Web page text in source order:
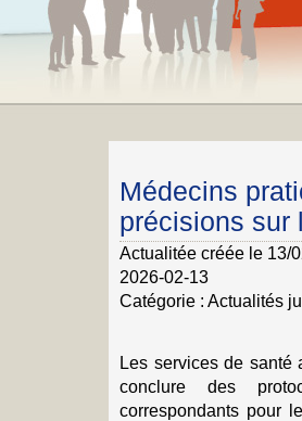
Médecins
précisions sur
Actualitée créée le 13/
2026-02-13
Catégorie : Actualités
Les services de
conclure des
correspondants pour